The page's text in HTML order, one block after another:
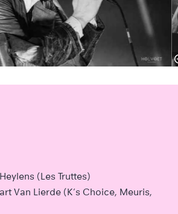
(Les Truttes)
Van Lierde (K’s Choice, Meuris,